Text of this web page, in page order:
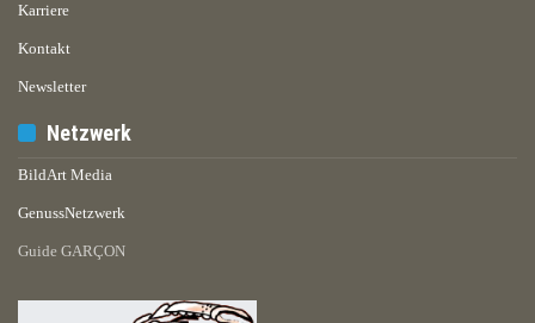
Karriere
Kontakt
Newsletter
Netzwerk
BildArt Media
GenussNetzwerk
Guide GARÇON